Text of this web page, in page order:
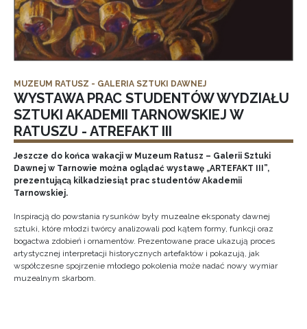
MUZEUM RATUSZ - GALERIA SZTUKI DAWNEJ
WYSTAWA PRAC STUDENTÓW WYDZIAŁU
SZTUKI AKADEMII TARNOWSKIEJ W
RATUSZU - ATREFAKT III
Jeszcze do końca wakacji w Muzeum Ratusz – Galerii Sztuki
Dawnej w Tarnowie można oglądać wystawę „ARTEFAKT III”,
prezentującą kilkadziesiąt prac studentów Akademii
Tarnowskiej.
Inspiracją do powstania rysunków były muzealne eksponaty dawnej
sztuki, które młodzi twórcy analizowali pod kątem formy, funkcji oraz
bogactwa zdobień i ornamentów. Prezentowane prace ukazują proces
artystycznej interpretacji historycznych artefaktów i pokazują, jak
współczesne spojrzenie młodego pokolenia może nadać nowy wymiar
muzealnym skarbom.